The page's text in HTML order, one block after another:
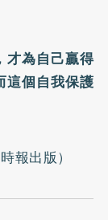
才為自己贏得
這個自我保護
報出版）